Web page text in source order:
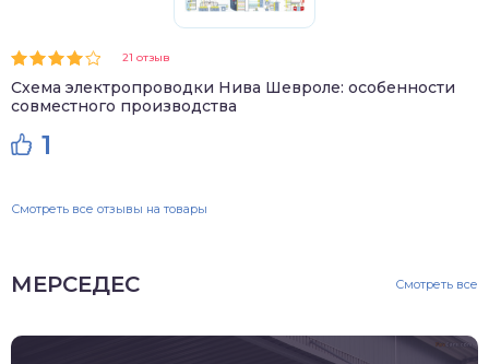
21 отзыв
Схема электропроводки Нива Шевроле: особенности
совместного производства
1
Смотреть все отзывы на товары
МЕРСЕДЕС Смотреть все